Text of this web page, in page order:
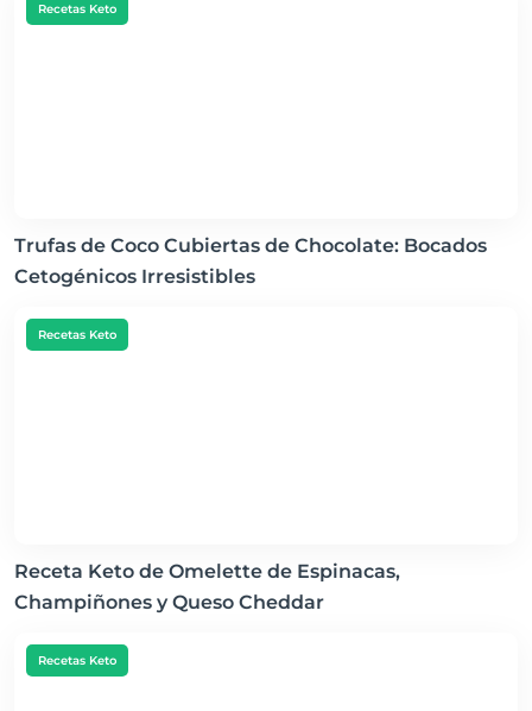
Recetas Keto
Trufas de Coco Cubiertas de Chocolate: Bocados
Cetogénicos Irresistibles
Recetas Keto
Receta Keto de Omelette de Espinacas,
Champiñones y Queso Cheddar
Recetas Keto